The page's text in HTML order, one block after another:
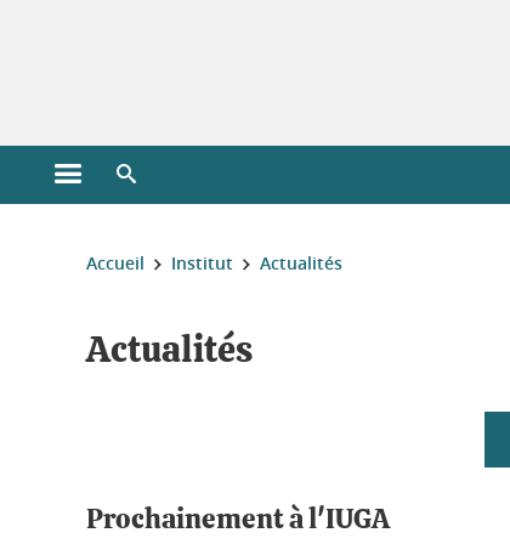
Ouvrir le menu principal
Vous êtes ici :
Accueil Institut Actualités
Actualités
Prochainement à l'IUGA